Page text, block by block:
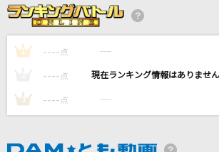
お姫様の作り方
＝LOVE
1 ---- 点 ----
---- 点 ----
3 ---- 点 ----